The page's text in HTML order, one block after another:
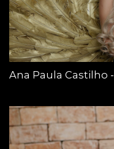
Ana Paula Castilho